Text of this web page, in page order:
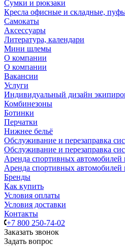
Сумки и рюкзаки
Кресла офисные и складные,
Самокаты
Аксессуары
Литература, календари
Мини шлемы
О компании
О компании
Вакансии
Услуги
Индивидуальный дизайн
Комбинезоны
Ботинки
Перчатки
Нижнее бельё
Обслуживание и перезаправка
Обслуживание и перезаправка
Аренда спортивных автомобилей
Аренда спортивных автомобилей
Бренды
Как купить
Условия оплаты
Условия доставки
Контакты
+7 800 250-74-02
Заказать звонок
Задать вопрос